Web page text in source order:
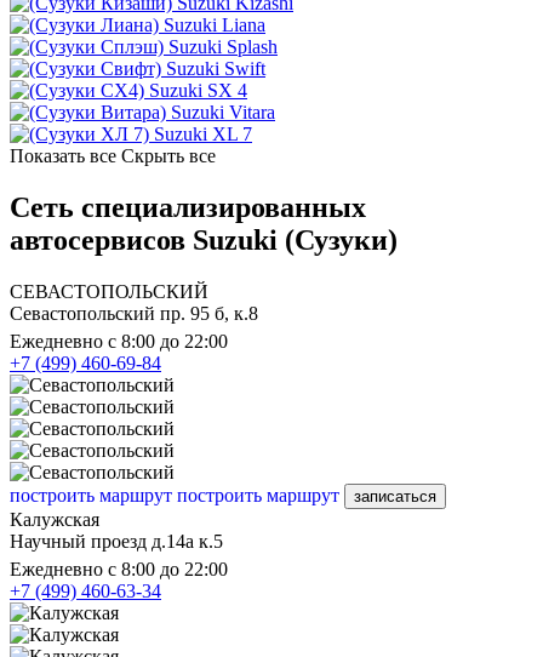
Suzuki Liana
Suzuki Splash
Suzuki Swift
Suzuki SX 4
Suzuki Vitara
Suzuki XL 7
Показать все Скрыть все
Сеть специализированных
автосервисов Suzuki (Сузуки)
СЕВАСТОПОЛЬСКИЙ
Севастопольский пр. 95 б, к.8
Ежедневно с 8:00 до 22:00
+7 (499) 460-69-84
построить маршрут построить маршрут записаться
Калужская
Научный проезд д.14а к.5
Ежедневно с 8:00 до 22:00
+7 (499) 460-63-34